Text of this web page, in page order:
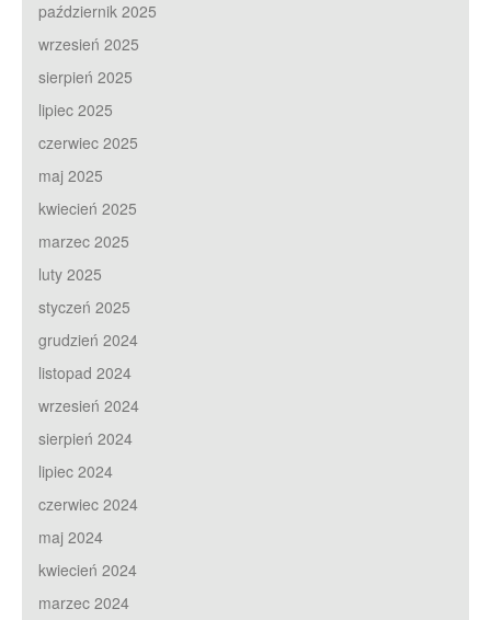
październik 2025
wrzesień 2025
sierpień 2025
lipiec 2025
czerwiec 2025
maj 2025
kwiecień 2025
marzec 2025
luty 2025
styczeń 2025
grudzień 2024
listopad 2024
wrzesień 2024
sierpień 2024
lipiec 2024
czerwiec 2024
maj 2024
kwiecień 2024
marzec 2024